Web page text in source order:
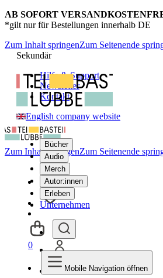
AB SOFORT
*gilt nur für Bestellungen innerhalb DE
Zum Inhalt springenZum Seitenende
Sekundär
Hilfe & Support
Newsletter
Kontakt
English company website
Bücher
Audio
Merch
Autor:innen
Erleben
Unternehmen
Zum Inhalt springenZum Seitenende
0
Mobile Navigation öffnen